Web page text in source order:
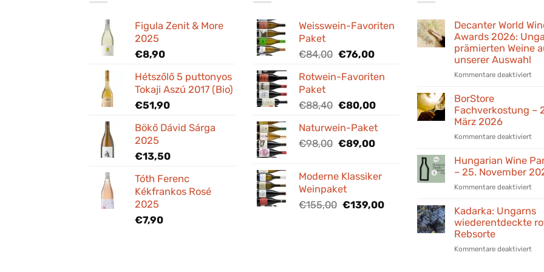
Figula Zenit & More
2025
€8,90
Hétszőlő 5 puttonyos
Tokaji Aszú 2017 (Bio)
€51,90
Bökő Dávid Sárga
2025
€13,50
Tóth Ferenc
Kékfrankos Rosé
2025
€7,90
Weisswein-Favoriten
Paket
€84,00 Ursprünglicher
war:
€76,00Aktueller
ist:
Rotwein-Favoriten
Paket
€88,40 Ursprünglicher
war:
€88,40
€80,00Aktueller
ist:
€80,00.
Naturwein-Paket
€98,00 Ursprünglicher
€98,00
€89,00Aktueller
€89,00.
Moderne Klassiker
Weinpaket
€155,00 Ursprünglicher
€139,00Aktueller
Decanter World
Awards 2026:
prämierten Weine
unserer Auswahl
Kommentare deaktiviert
aus
BorStore
Fachverkostung –
März 2026
Kommentare deaktiviert
–
März
Hungarian Wine
– 25. November
Kommentare deaktiviert
Wine
Kadarka: Ungarns
wiederentdeckte
Rebsorte
Kommentare deaktiviert